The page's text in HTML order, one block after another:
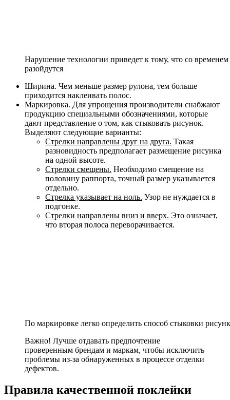
Нарушение технологии приведет к тому, что со
разойдутся
Ширина. Чем меньше размер рулона, тем больше
приходится наклеивать полос.
Маркировка. Для упрощения производители снабжают
продукцию специальными обозначениями, которые
дают представление о том, как стыковать рисунок.
Выделяют следующие варианты:
Стрелки направлены друг на друга. Такая
разновидность предполагает размещение рисунка
на одной высоте.
Стрелки смещены. Необходимо смещение на
половину раппорта, точный размер указывается
отдельно.
Стрелка указывает на ноль. Узор не нуждается в
подгонке.
Стрелки направлены вниз и вверх. Это означает,
что вторая полоса переворачивается.
По маркировке легко определить способ стыковки
Важно! Лучше отдавать предпочтение
проверенным брендам и маркам, чтобы исключить
проблемы из-за обнаруженных в процессе отделки
дефектов.
Правила качественной поклейки